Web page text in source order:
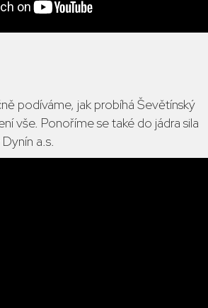
podíváme, jak probíhá Ševětínský
vše. Ponoříme se také do jádra sila
a.s.